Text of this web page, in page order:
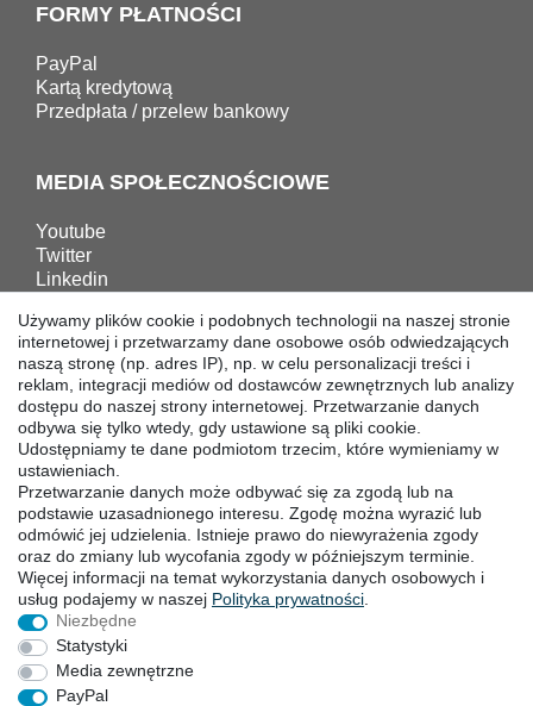
FORMY PŁATNOŚCI
PayPal
Kartą kredytową
Przedpłata / przelew bankowy
MEDIA SPOŁECZNOŚCIOWE
Youtube
Twitter
Linkedin
Instagram
POBIERANIA
Katalogi
Technika
Certyfikaty
Badanie
Promocja
SIEDZIBY
Używamy plików cookie i podobnych technologii na naszej stronie
internetowej i przetwarzamy dane osobowe osób odwiedzających
naszą stronę (np. adres IP), np. w celu personalizacji treści i
reklam, integracji mediów od dostawców zewnętrznych lub analizy
dostępu do naszej strony internetowej. Przetwarzanie danych
odbywa się tylko wtedy, gdy ustawione są pliki cookie.
Udostępniamy te dane podmiotom trzecim, które wymieniamy w
ustawieniach.
Przetwarzanie danych może odbywać się za zgodą lub na
podstawie uzasadnionego interesu. Zgodę można wyrazić lub
odmówić jej udzielenia. Istnieje prawo do niewyrażenia zgody
oraz do zmiany lub wycofania zgody w późniejszym terminie.
Więcej informacji na temat wykorzystania danych osobowych i
usług podajemy w naszej Polityka ­prywatności
Niezbędne
Statystyki
Media zewnętrzne
PayPal